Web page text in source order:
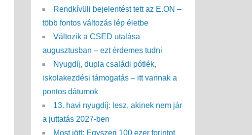
Rendkívüli bejelentést tett az E.ON –
több fontos változás lép életbe
Változik a CSED utalása
augusztusban – ezt érdemes tudni
Nyugdíj, dupla családi pótlék,
iskolakezdési támogatás – itt vannak a
pontos dátumok
13. havi nyugdíj: lesz, akinek nem jár
a juttatás 2027-ben
Most jött: Egyszeri 100 ezer forintot